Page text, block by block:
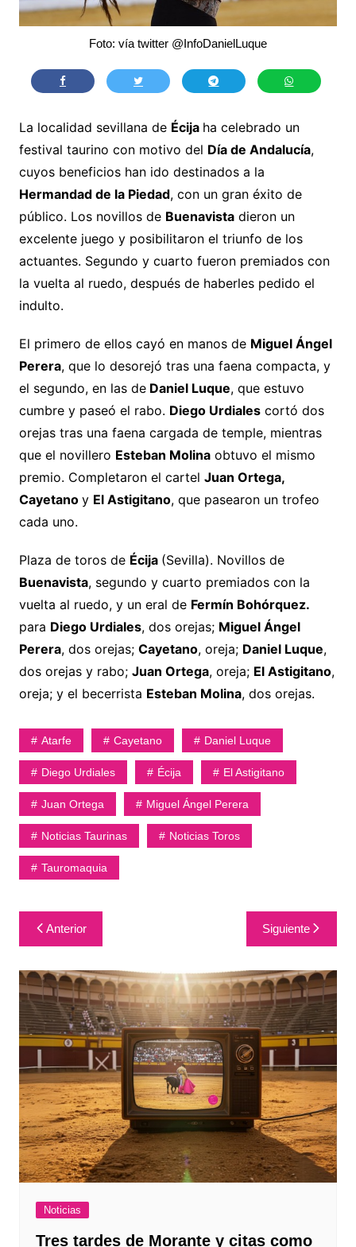
Foto: vía twitter @InfoDanielLuque
La localidad sevillana de Écija ha celebrado un
festival taurino con motivo del Día de Andalucía,
cuyos beneficios han ido destinados a la
Hermandad de la Piedad, con un gran éxito de
público. Los novillos de Buenavistadieron un
excelente juego y posibilitaron el triunfo de los
actuantes. Segundo y cuarto fueron premiados con
la vuelta al ruedo, después de haberles pedido el
indulto.
El primero de ellos cayó en manos de Miguel Ángel
Perera, que lo desorejó tras una faena compacta, y
el segundo, en las deDaniel Luque, que estuvo
cumbre y paseó el rabo. Diego Urdialescortó dos
orejas tras una faena cargada de temple, mientras
que el novillero Esteban Molinaobtuvo el mismo
premio. Completaron el cartel Juan Ortega,
Cayetano y El Astigitano, que pasearon un trofeo
cada uno.
Plaza de toros de Écija (Sevilla). Novillos de
Buenavista, segundo y cuarto premiados con la
vuelta al ruedo, y un eral de Fermín Bohórquez.
para Diego Urdiales, dos orejas; Miguel Ángel
Perera, dos orejas; Cayetano, oreja; Daniel Luque,
dos orejas y rabo; Juan Ortega, oreja; El Astigitano,
oreja; y el becerrista Esteban Molina, dos orejas.
Atarfe Cayetano Daniel Luque
Diego Urdiales Écija El Astigitano
Juan Ortega Miguel Ángel Perera
Noticias Taurinas Noticias Toros
Tauromaquia
Navegación
de
entradas
Anterior Siguiente
Noticias
Tres tardes de Morante y citas como